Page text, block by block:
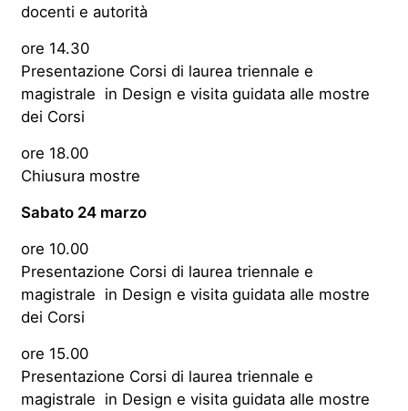
docenti e autorità
ore 14.30
Presentazione Corsi di laurea triennale e
magistrale in Design e visita guidata alle mostre
dei Corsi
ore 18.00
Chiusura mostre
Sabato 24 marzo
ore 10.00
Presentazione Corsi di laurea triennale e
magistrale in Design e visita guidata alle mostre
dei Corsi
ore 15.00
Presentazione Corsi di laurea triennale e
magistrale in Design e visita guidata alle mostre